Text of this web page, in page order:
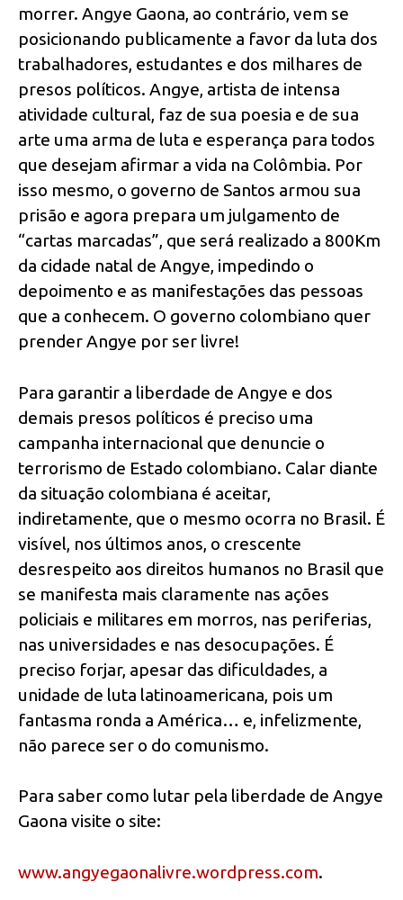
morrer. Angye Gaona, ao contrário, vem se
posicionando publicamente a favor da luta dos
trabalhadores, estudantes e dos milhares de
presos políticos. Angye, artista de intensa
atividade cultural, faz de sua poesia e de sua
arte uma arma de luta e esperança para todos
que desejam afirmar a vida na Colômbia. Por
isso mesmo, o governo de Santos armou sua
prisão e agora prepara um julgamento de
“cartas marcadas”, que será realizado a 800Km
da cidade natal de Angye, impedindo o
depoimento e as manifestações das pessoas
que a conhecem. O governo colombiano quer
prender Angye por ser livre!
Para garantir a liberdade de Angye e dos
demais presos políticos é preciso uma
campanha internacional que denuncie o
terrorismo de Estado colombiano. Calar diante
da situação colombiana é aceitar,
indiretamente, que o mesmo ocorra no Brasil. É
visível, nos últimos anos, o crescente
desrespeito aos direitos humanos no Brasil que
se manifesta mais claramente nas ações
policiais e militares em morros, nas periferias,
nas universidades e nas desocupações. É
preciso forjar, apesar das dificuldades, a
unidade de luta latinoamericana, pois um
fantasma ronda a América… e, infelizmente,
não parece ser o do comunismo.
Para saber como lutar pela liberdade de Angye
Gaona visite o site:
www.angyegaonalivre.wordpress.com.